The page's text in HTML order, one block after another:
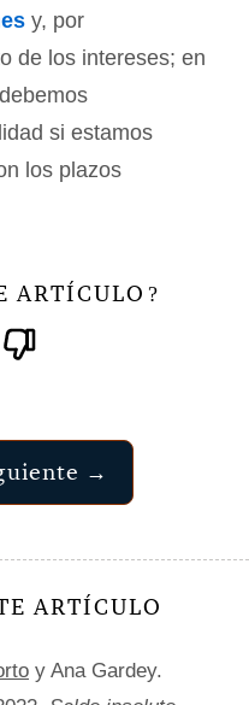
y, por
de los intereses; en
si estamos
los plazos
ARTÍCULO ?
→
ARTÍCULO
y Ana Gardey.